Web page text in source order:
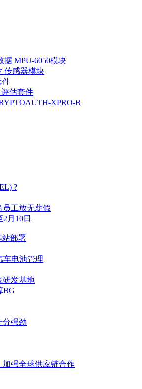
据 MPU-6050模块
传感器模块
件
评估套件
XPRO-B
?
员工放无薪假
月10日
站部署
车电池管理
研发基地
BG
分强劲
加强全球供应链合作